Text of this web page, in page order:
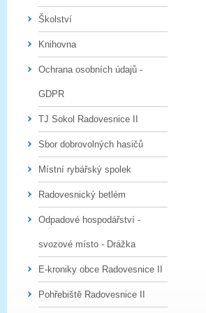
Školství
Knihovna
Ochrana osobních údajů -
GDPR
TJ Sokol Radovesnice II
Sbor dobrovolných hasičů
Místní rybářský spolek
Radovesnický betlém
Odpadové hospodářství -
svozové místo - Drážka
E-kroniky obce Radovesnice II
Pohřebiště Radovesnice II